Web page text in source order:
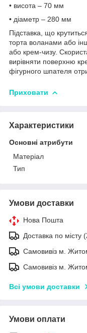
• висота – 70 мм
• діаметр – 280 мм
Підставка, що
торта воланами або
або крем-чизу.
вирівняти поверхню
фігурного шпателя
Приховати
Характеристики
Основні атрибути
Матеріал
Тип
Умови доставки
Нова Пошта
Доставка по
Самовивіз м.
Самовивіз м.
Всі умови доставки
Умови оплати